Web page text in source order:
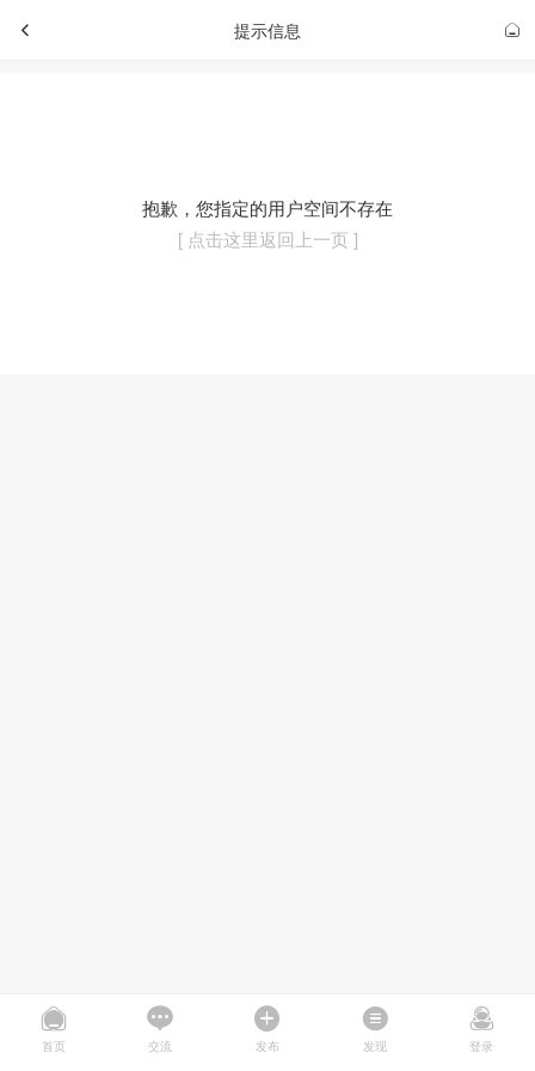
提示信息
抱歉，您指定的用户空间不存在
[ 点击这里返回上一页 ]
首页 交流 发布 发现 登录